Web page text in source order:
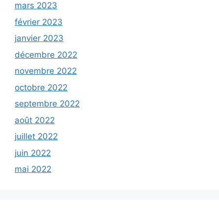
mars 2023
février 2023
janvier 2023
décembre 2022
novembre 2022
octobre 2022
septembre 2022
août 2022
juillet 2022
juin 2022
mai 2022